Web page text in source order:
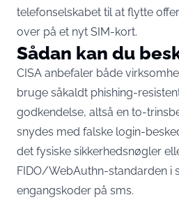
telefonselskabet til at flytte
over på et nyt SIM-kort.
Sådan kan du
CISA anbefaler både
bruge såkaldt phishing-
godkendelse, altså en to-
snydes med falske login-
det fysiske sikkerhedsnøgler
FIDO/WebAuthn-standarden i
engangskoder på sms.